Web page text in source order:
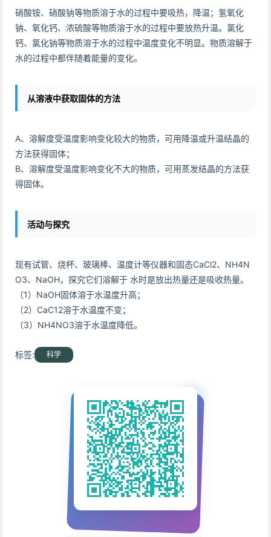
硝酸铵、硝酸钠等物质溶于水的过程中要吸热，降温；氢氧化
钠、氧化钙、浓硫酸等物质溶于水的过程中要放热升温。氯化
钙、氯化钠等物质溶于水的过程中温度变化不明显。物质溶解于
水的过程中都伴随着能量的变化。
从溶液中获取固体的方法
A、溶解度受温度影响变化较大的物质，可用降温或升温结晶的
方法获得固体；
B、溶解度受温度影响变化不大的物质，可用蒸发结晶的方法获
得固体。
活动与探究
现有试管、烧杯、玻璃棒、温度计等仪器和固态CaCl2、NH4N
O3、NaOH，探究它们溶解于 水时是放出热量还是吸收热量。
（1）NaOH固体溶于水温度升高；
（2）CaC12溶于水温度不变；
（3）NH4NO3溶于水温度降低。
标签: 科学